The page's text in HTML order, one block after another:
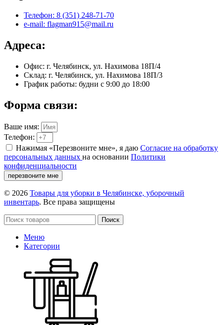
Телефон: 8 (351) 248-71-70
e-mail: flagman915@mail.ru
Адреса:
Офис: г. Челябинск, ул. Нахимова 18П/4
Склад: г. Челябинск, ул. Нахимова 18П/3
График работы: будни с 9:00 до 18:00
Форма связи:
Ваше имя:
Телефон:
Нажимая «Перезвоните мне», я даю Согласие на обработку
персональных данных на основании Политики
конфиденциальности
перезвоните мне
© 2026 Товары для уборки в Челябинске, уборочный
инвентарь. Все права защищены
Поиск
Меню
Категории